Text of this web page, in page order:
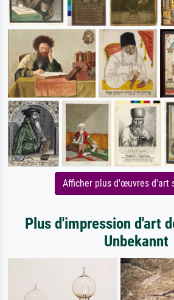
Afficher plus d'œuvres d'art
Plus d'impression d'art
Unbekannt